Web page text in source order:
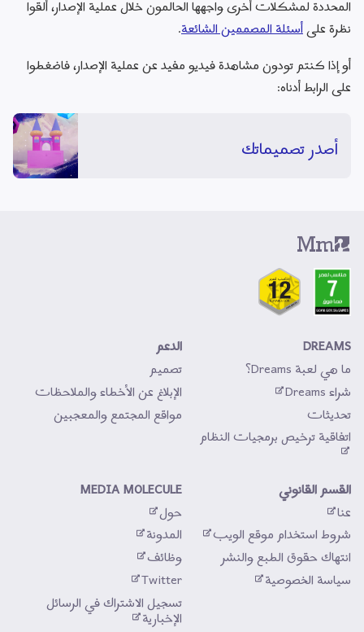
نظرة على أسئلة المصممين الشائعة.
على الرابط أدناه:
أصدر تصميماتك
DREAMS
ما هي لعبة Dreams؟
شراء Dreams
تحديثات
اتفاقية ترخيص برمجيات النظام
الدعم
تصميم
الإبلاغ عن الأخطاء والملاحظات
مواقع المجتمع والمعجبين
القسم القانوني
عنا
شروط استخدام موقع الويب
انتهاك حقوق الطبع والنشر
سياسة الخصوصية
MEDIA MOLECULE
حول
المدونة
وظائف
Twitter
الإخبارية